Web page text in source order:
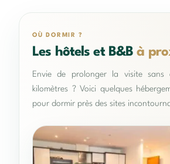
OÙ DORMIR ?
Les hôtels et B&Bà
Envie de prolonger la visite sans
kilomètres ? Voici quelques
pour dormir près des sites